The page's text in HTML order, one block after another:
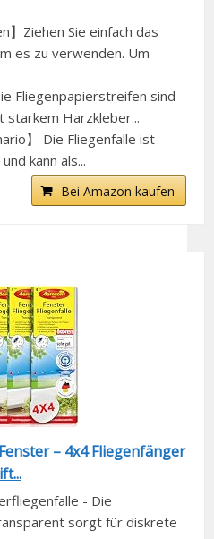
】Ziehen Sie einfach das
es zu verwenden. Um
Fliegenpapierstreifen sind
starkem Harzkleber...
】 Die Fliegenfalle ist
kann als...
Bei Amazon kaufen
– 4x4 Fliegenfänger
- Die
sorgt für diskrete